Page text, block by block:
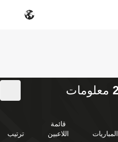
معلومات
المباريات
قائمة
اللاعبين
ترتيب